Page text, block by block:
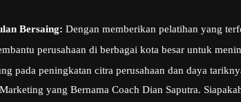
Bersaing: Dengan memberikan pelatihan yang
perusahaan di berbagai kota besar untuk
pada peningkatan citra perusahaan dan daya
yang Bernama Coach Dian Saputra.